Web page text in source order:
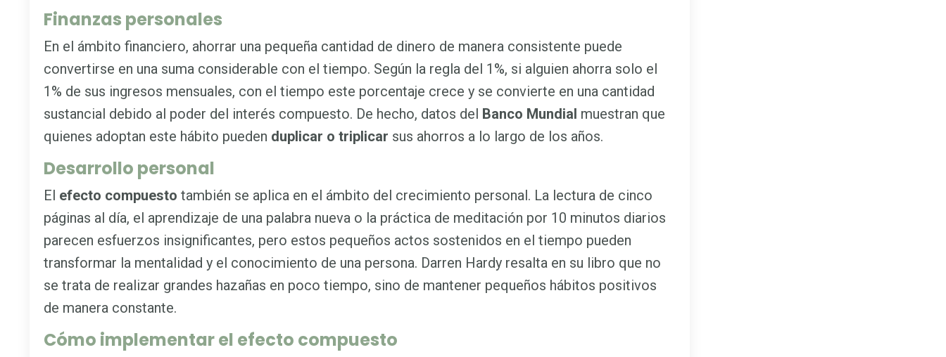
Finanzas personales
En el ámbito financiero, ahorrar una pequeña cantidad de dinero de manera consistente puede
convertirse en una suma considerable con el tiempo. Según la regla del 1%, si alguien ahorra solo el
1% de sus ingresos mensuales, con el tiempo este porcentaje crece y se convierte en una cantidad
sustancial debido al poder del interés compuesto. De hecho, datos del Banco Mundial muestran que
quienes adoptan este hábito pueden duplicar o triplicar sus ahorros a lo largo de los años.
Desarrollo personal
El efecto compuesto también se aplica en el ámbito del crecimiento personal. La lectura de cinco
páginas al día, el aprendizaje de una palabra nueva o la práctica de meditación por 10 minutos diarios
parecen esfuerzos insignificantes, pero estos pequeños actos sostenidos en el tiempo pueden
transformar la mentalidad y el conocimiento de una persona. Darren Hardy resalta en su libro que no
se trata de realizar grandes hazañas en poco tiempo, sino de mantener pequeños hábitos positivos
de manera constante.
Cómo implementar el efecto compuesto